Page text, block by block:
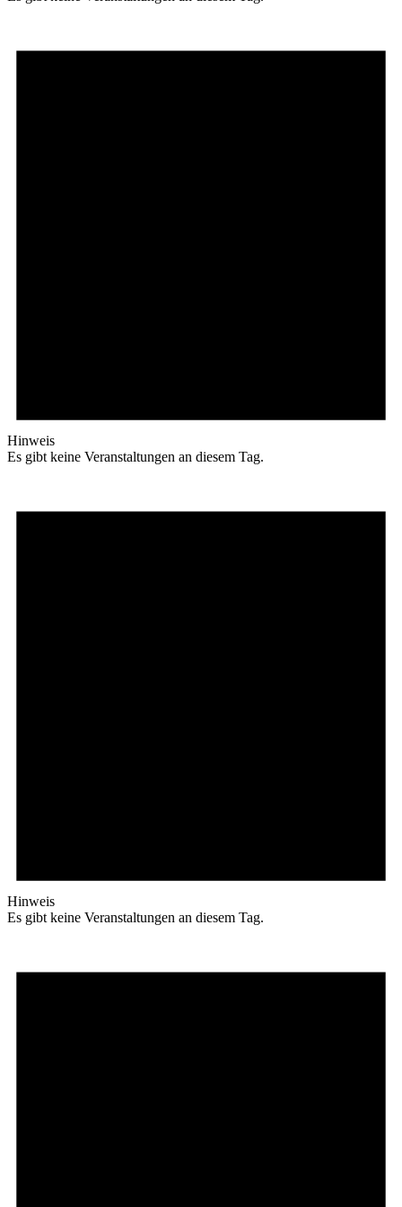
Hinweis
Es gibt keine Veranstaltungen an diesem Tag.
Hinweis
Es gibt keine Veranstaltungen an diesem Tag.